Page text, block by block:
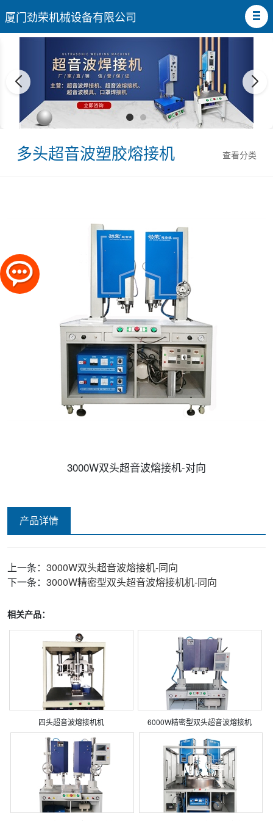
厦门劲荣机械设备有限公司
查看分类
多头超音波塑胶熔接机
3000W双头超音波熔接机-对向
产品详情
上一条： 3000W双头超音波熔接机-同向
下一条： 3000W精密型双头超音波熔接机机-同向
相关产品：
四头超音波熔接机机 6000W精密型双头超音波熔接机